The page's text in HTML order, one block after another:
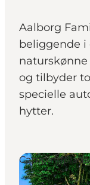
Det sker
For børn
Aalborg
beliggende i
og tilbyder
specielle
hytter.